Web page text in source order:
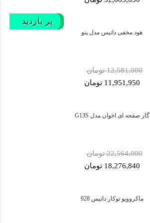
هود مخفی داتیس مدل پنو
12,581,000 تومان
11,951,950 تومان
گاز صفحه ای اخوان مدل G13S
22,564,000 تومان
18,276,840 تومان
ماکروویو توکار داتیس 928
پر فروش‌
پر فروش‌
NEW
پر بازدید